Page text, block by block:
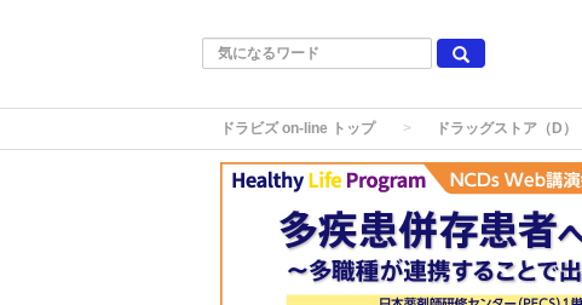
ドラビズ on-line トップ ドラッグストア（D）